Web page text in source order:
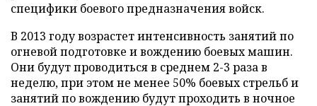
специфики боевого предназначения войск.
В 2013 году возрастет интенсивность занятий по
огневой подготовке и вождению боевых машин.
Они будут проводиться в среднем 2-3 раза в
неделю, при этом не менее 50% боевых стрельб и
занятий по вождению будут проходить в ночное